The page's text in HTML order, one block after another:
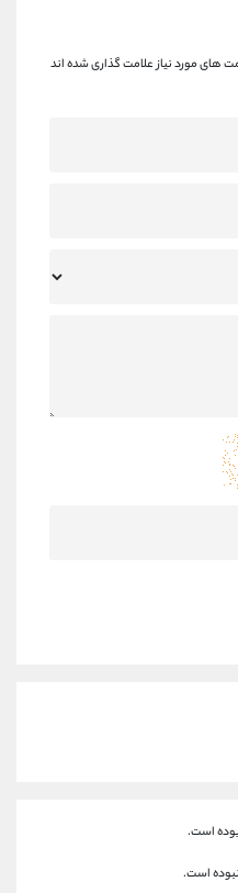
های مورد نیاز علامت گذاری شده اند
است.
است.